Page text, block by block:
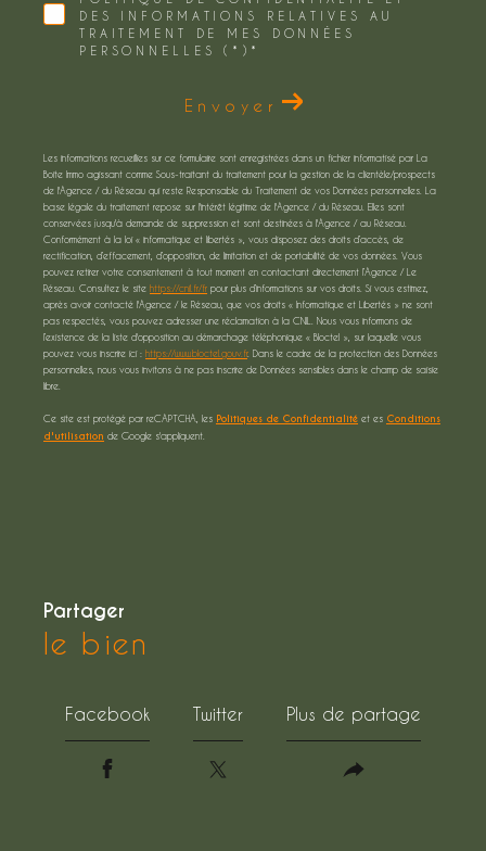
DES INFORMATIONS RELATIVES AU
TRAITEMENT DE MES DONNÉES
PERSONNELLES (*)*
Envoyer
Les informations recueillies sur ce formulaire sont enregistrées dans un fichier informatisé par La
Boite Immo agissant comme Sous-traitant du traitement pour la gestion de la clientèle/prospects
de l'Agence / du Réseau qui reste Responsable du Traitement de vos Données personnelles. La
base légale du traitement repose sur l'intérêt légitime de l'Agence / du Réseau. Elles sont
conservées jusqu'à demande de suppression et sont destinées à l'Agence / au Réseau.
Conformément à la loi « informatique et libertés », vous disposez des droits d’accès, de
rectification, d’effacement, d’opposition, de limitation et de portabilité de vos données. Vous
pouvez retirer votre consentement à tout moment en contactant directement l’Agence / Le
Réseau. Consultez le site https://cnil.fr/fr pour plus d’informations sur vos droits. Si vous estimez,
après avoir contacté l'Agence / le Réseau, que vos droits « Informatique et Libertés » ne sont
pas respectés, vous pouvez adresser une réclamation à la CNIL. Nous vous informons de
l’existence de la liste d'opposition au démarchage téléphonique « Bloctel », sur laquelle vous
pouvez vous inscrire ici : https://www.bloctel.gouv.fr. Dans le cadre de la protection des Données
personnelles, nous vous invitons à ne pas inscrire de Données sensibles dans le champ de saisie
libre.
Ce site est protégé par reCAPTCHA, les Politiques de Confidentialité et es Conditions
d'utilisation de Google s'appliquent.
partager
le bien
Facebook Twitter Plus de partage